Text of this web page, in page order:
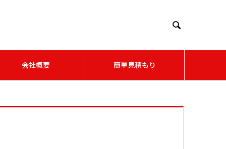

会社概要 簡単見積もり